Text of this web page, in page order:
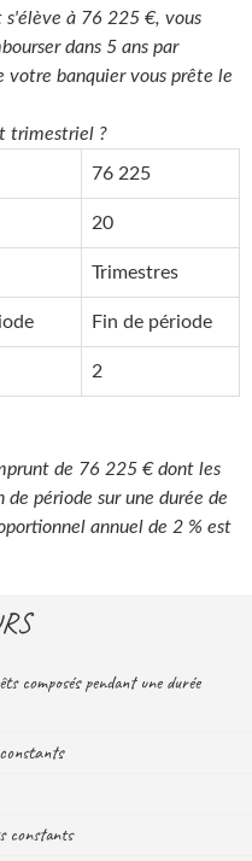
à 76 225 €, vous
dans 5 ans par
votre banquier vous prête le
trimestriel ?
76 225
20
Trimestres
Fin de période
2
de 76 225 € dont les
période sur une durée de
annuel de 2 % est
composés pendant une durée
constants